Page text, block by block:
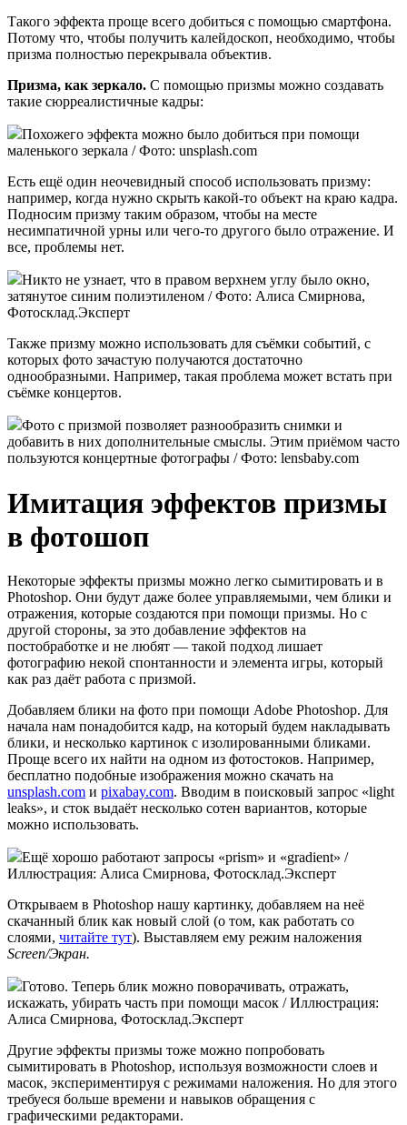
Такого эффекта проще всего добиться с помощью смартфона.
Потому что, чтобы получить калейдоскоп, необходимо, чтобы
призма полностью перекрывала объектив.
Призма, как зеркало. С помощью призмы можно создавать
такие сюрреалистичные кадры:
Похожего эффекта можно было добиться при помощи
маленького зеркала / Фото: unsplash.com
Есть ещё один неочевидный способ использовать призму:
например, когда нужно скрыть какой-то объект на краю кадра.
Подносим призму таким образом, чтобы на месте
несимпатичной урны или чего-то другого было отражение. И
все, проблемы нет.
Никто не узнает, что в правом верхнем углу было окно,
затянутое синим полиэтиленом / Фото: Алиса Смирнова,
Фотосклад.Эксперт
Также призму можно использовать для съёмки событий, с
которых фото зачастую получаются достаточно
однообразными. Например, такая проблема может встать при
съёмке концертов.
Фото с призмой позволяет разнообразить снимки и
добавить в них дополнительные смыслы. Этим приёмом часто
пользуются концертные фотографы / Фото: lensbaby.com
Имитация эффектов призмы
в фотошоп
Некоторые эффекты призмы можно легко сымитировать и в
Photoshop. Они будут даже более управляемыми, чем блики и
отражения, которые создаются при помощи призмы. Но с
другой стороны, за это добавление эффектов на
постобработке и не любят — такой подход лишает
фотографию некой спонтанности и элемента игры, который
как раз даёт работа с призмой.
Добавляем блики на фото при помощи Adobe Photoshop. Для
начала нам понадобится кадр, на который будем накладывать
блики, и несколько картинок с изолированными бликами.
Проще всего их найти на одном из фотостоков. Например,
бесплатно подобные изображения можно скачать на
unsplash.com и pixabay.com. Вводим в поисковый запрос «light
leaks», и сток выдаёт несколько сотен вариантов, которые
можно использовать.
Ещё хорошо работают запросы «prism» и «gradient» /
Иллюстрация: Алиса Смирнова, Фотосклад.Эксперт
Открываем в Photoshop нашу картинку, добавляем на неё
скачанный блик как новый слой (о том, как работать со
слоями, читайте тут). Выставляем ему режим наложения
Screen/Экран.
Готово. Теперь блик можно поворачивать, отражать,
искажать, убирать часть при помощи масок / Иллюстрация:
Алиса Смирнова, Фотосклад.Эксперт
Другие эффекты призмы тоже можно попробовать
сымитировать в Photoshop, используя возможности слоев и
масок, экспериментируя с режимами наложения. Но для этого
требуеся больше времени и навыков обращения с
графическими редакторами.